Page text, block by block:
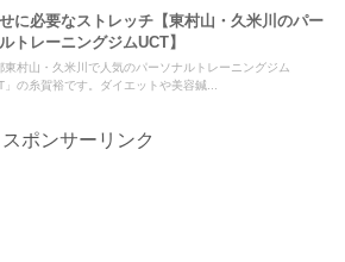
に必要なストレッチ【東村山・久米川のパー
トレーニングジムUCT】
東村山・久米川で人気のパーソナルトレーニングジム
」の糸賀裕です。ダイエットや美容鍼...
スポンサーリンク